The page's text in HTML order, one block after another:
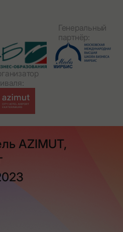
Генеральный
партнёр:
AZIMUT,